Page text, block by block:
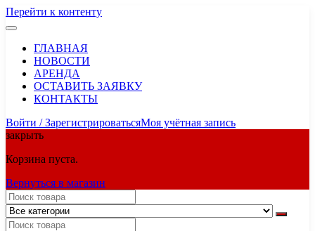
Перейти к контенту
ГЛАВНАЯ
НОВОСТИ
АРЕНДА
ОСТАВИТЬ ЗАЯВКУ
КОНТАКТЫ
Войти / ЗарегистрироватьсяМоя учётная запись
закрыть
Корзина пуста.
Вернуться в магазин